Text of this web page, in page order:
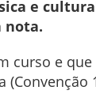
e
nota.
curso e